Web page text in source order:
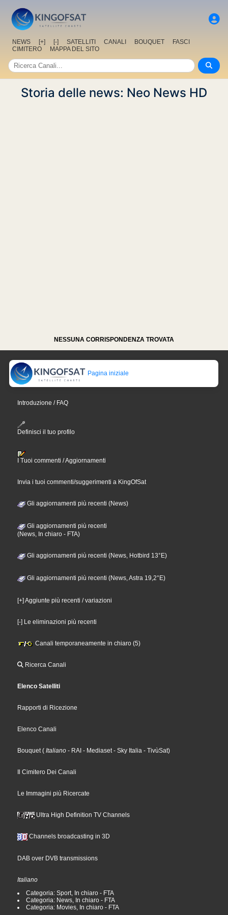
NEWS [+] [-] SATELLITI CANALI BOUQUET
FASCI
CIMITERO
MAPPA DEL SITO
Storia delle news: Neo News HD
NESSUNA CORRISPONDENZA TROVATA
Pagina iniziale
Introduzione / FAQ
Definisci il tuo profilo
I Tuoi commenti / Aggiornamenti
Invia i tuoi commenti/suggerimenti a KingOfSat
Gli aggiornamenti più recenti (News)
Gli aggiornamenti più recenti
(News, In chiaro - FTA)
Gli aggiornamenti più recenti (News, Hotbird 13°E)
Gli aggiornamenti più recenti (News, Astra 19,2°E)
[+] Aggiunte più recenti / variazioni
[-] Le eliminazioni più recenti
Canali temporaneamente in chiaro (5)
Ricerca Canali
Elenco Satelliti
Rapporti di Ricezione
Elenco Canali
Bouquet( Italiano - RAI - Mediaset- Sky Italia - TivùSat)
Il Cimitero Dei Canali
Le Immagini più Ricercate
Ultra High Definition TV Channels
Channels broadcasting in 3D
DAB over DVB transmissions
Italiano
Categoria: Sport, In chiaro - FTA
Categoria: News, In chiaro - FTA
Categoria: Movies, In chiaro - FTA